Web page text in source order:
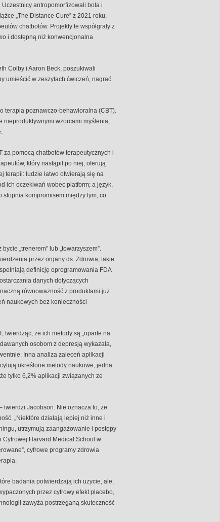
antropomorfizowali bota i
„The Distance Cure” z 2021 roku,
chatbotów. Projekty te współgrały z
i dostępną niż konwencjonalna
Colby i Aaron Beck, poszukiwali
umieścić w zeszytach ćwiczeń, nagrać
terapia poznawczo-behawioralna (CBT).
wzorcami myślenia,
za pomocą chatbotów terapeutycznych i
który nastąpił po niej, oferują
terapii: ludzie łatwo otwierają się na
ich oczekiwań wobec platform; a język,
stopnia kompromisem między tym, co
„trenerem” lub „towarzyszem”.
przez organy ds. Zdrowia, takie
definicję oprogramowania FDA
danych dotyczących
równoważność z produktami już
naukowych bez konieczności
że ich metody są „oparte na
osobom z depresją wykazała,
Inna analiza zaleceń aplikacji
określone metody naukowe, jedna
tylko 6,2% aplikacji związanych ze
twierdzi Jacobson. Nie oznacza to, że
„Niektóre działają lepiej niż inne i
utrzymują zaangażowanie i postępy
Cyfrowej Harvard Medical School w
cyfrowe programy zdrowia
badania potwierdzają ich użycie, ale,
przez cyfrowy efekt placebo,
zawyża postrzeganą skuteczność